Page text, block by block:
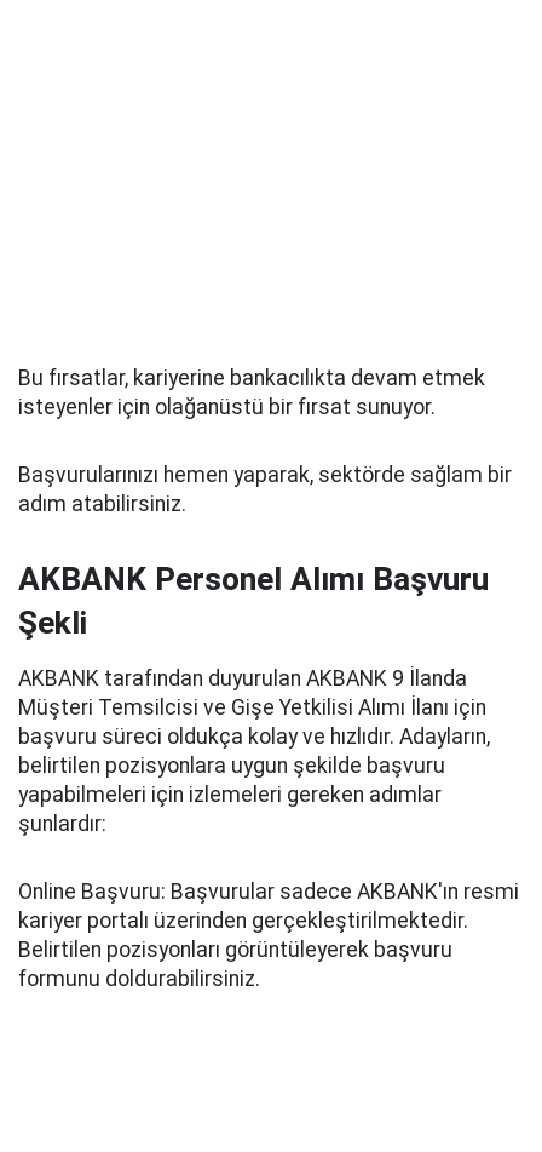
Bu fırsatlar, kariyerine bankacılıkta devam etmek
isteyenler için olağanüstü bir fırsat sunuyor.
Başvurularınızı hemen yaparak, sektörde sağlam bir
adım atabilirsiniz.
AKBANK Personel Alımı Başvuru
Şekli
AKBANK tarafından duyurulan AKBANK 9 İlanda
Müşteri Temsilcisi ve Gişe Yetkilisi Alımı İlanı için
başvuru süreci oldukça kolay ve hızlıdır. Adayların,
belirtilen pozisyonlara uygun şekilde başvuru
yapabilmeleri için izlemeleri gereken adımlar
şunlardır:
Online Başvuru: Başvurular sadece AKBANK'ın resmi
kariyer portalı üzerinden gerçekleştirilmektedir.
Belirtilen pozisyonları görüntüleyerek başvuru
formunu doldurabilirsiniz.